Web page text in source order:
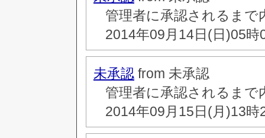
管理者に承認されるま
2014年09月14日(日)05時
未承認 from 未承認
管理者に承認されるま
2014年09月15日(月)13時